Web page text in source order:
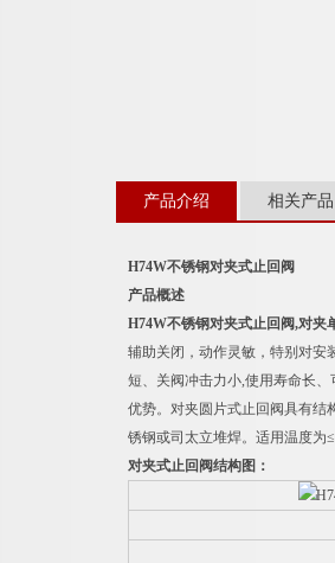
产品介绍 相关产品
H74W不锈钢对夹式止回阀
产品概述
H74W不锈钢对夹式止回阀,对夹
辅助关闭，动作灵敏，特别对安
短、关阀冲击力小,使用寿命长、
优势。对夹圆片式止回阀具有结
锈钢或司太立堆焊。适用温度为
对夹式止回阀结构图：